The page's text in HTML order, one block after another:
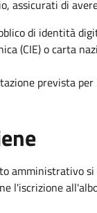
assicurati di
di identità
(CIE) o carta
prevista per
amministrativo si
l'iscrizione